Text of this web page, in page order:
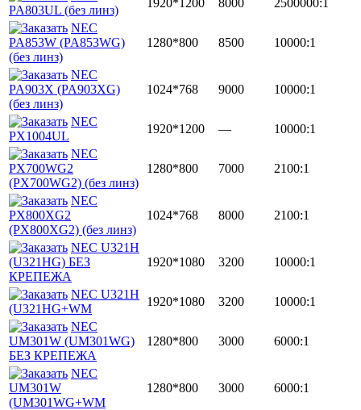
PA803UL (без линз)
1920*1200 8000
2500000:1
NEC
PA853W (PA853WG)
(без линз)
1280*800 8500 10000:1
NEC
PA903X (PA903XG)
(без линз)
1024*768 9000 10000:1
NEC
PX1004UL
1920*1200 —
10000:1
NEC
PX700WG2
(PX700WG2) (без линз)
1280*800 7000 2100:1
NEC
PX800XG2
(PX800XG2) (без линз)
1024*768 8000 2100:1
NEC U321H
(U321HG) БЕЗ
КРЕПЕЖА
1920*1080 3200 10000:1
NEC U321H
(U321HG+WM
1920*1080 3200
10000:1
NEC
UM301W (UM301WG)
БЕЗ КРЕПЕЖА
1280*800 3000 6000:1
NEC
UM301W
(UM301WG+WM
1280*800 3000 6000:1